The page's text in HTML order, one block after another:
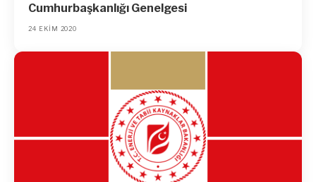
Cumhurbaşkanlığı Genelgesi
24 EKIM 2020